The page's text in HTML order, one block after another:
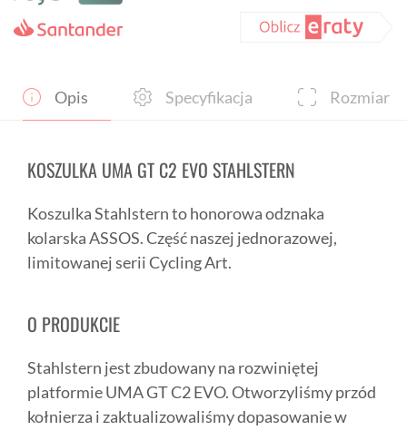
GT
C2
Opis Specyfikacja Rozmiar
KOSZULKA UMA GT C2 EVO STAHLSTERN
Koszulka Stahlstern to honorowa odznaka
kolarska ASSOS. Część naszej jednorazowej,
limitowanej serii Cycling Art.
O PRODUKCIE
Stahlstern jest zbudowany na rozwiniętej
platformie UMA GT C2 EVO. Otworzyliśmy przód
kołnierza i zaktualizowaliśmy dopasowanie w